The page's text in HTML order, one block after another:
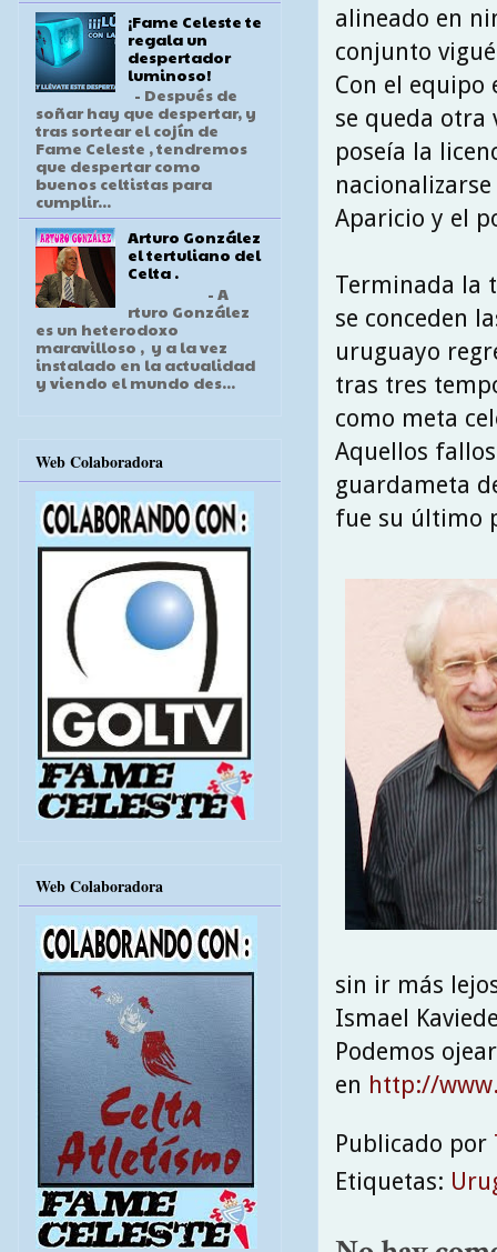
alineado en
conjunto
Con el equipo
se queda otra
poseía la
Aparicio y el
Terminada la
se conceden
uruguayo
tras tres
como meta
Aquellos
guardameta
fue su último
sin ir más
Ismael
Podemos
en http://
Publicado por
Etiquetas:
¡Fame Celeste te
regala un
despertador
luminoso!
- Después de
soñar hay que despertar, y
tras sortear el cojín de
Fame Celeste , tendremos
que despertar como
buenos celtistas para
cumplir...
Arturo González
el tertuliano del
Celta .
- A
rturo González
es un heterodoxo
maravilloso , y a la vez
instalado en la actualidad
y viendo el mundo des...
Web Colaboradora
Web Colaboradora